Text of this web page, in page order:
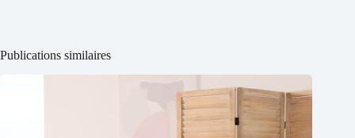
Publications similaires